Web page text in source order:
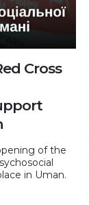
Cross
of the
in Uman.